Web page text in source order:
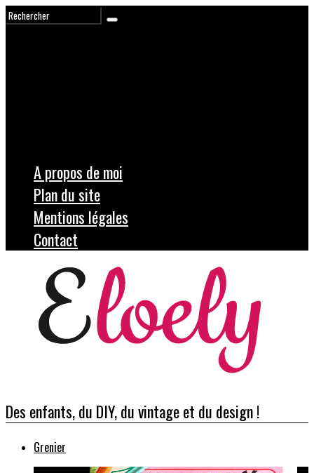
A propos de moi
Plan du site
Mentions légales
Contact
Des enfants, du DIY, du vintage et du design !
Grenier